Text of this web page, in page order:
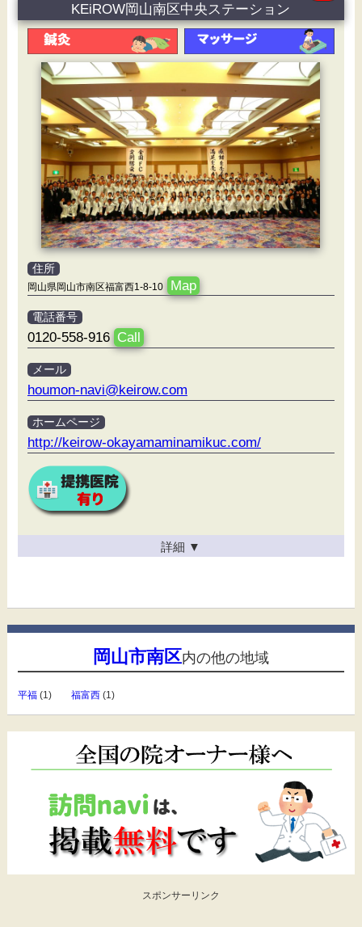
KEiROW岡山南区中央ステーション
住所
岡山県岡山市南区福富西1-8-10 Map
電話番号
0120-558-916 Call
メール
houmon-navi@keirow.com
ホームページ
http://keirow-okayamaminamikuc.com/
詳細 ▼
岡山市南区内の他の地域
平福(1) 福富西(1)
スポンサーリンク